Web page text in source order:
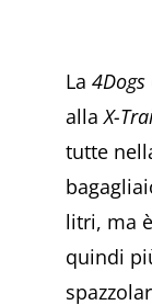
La 4Dogs
alla X-
tutte
litri, ma è
quindi